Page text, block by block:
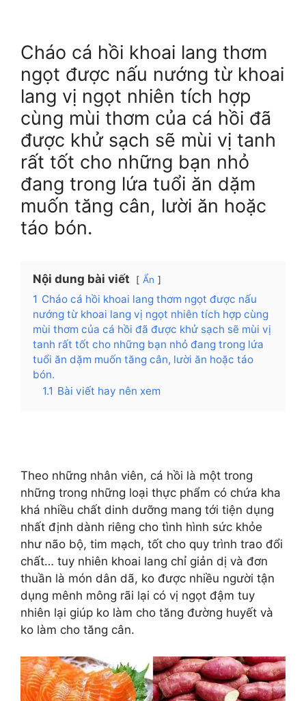
Cháo cá hồi khoai lang thơm
ngọt được nấu nướng từ khoai
lang vị ngọt nhiên tích hợp
cùng mùi thơm của cá hồi đã
được khử sạch sẽ mùi vị tanh
rất tốt cho những bạn nhỏ
đang trong lứa tuổi ăn dặm
muốn tăng cân, lười ăn hoặc
táo bón.
Nội dung bài viết Ẩn
1 Cháo cá hồi khoai lang thơm ngọt được nấu
nướng từ khoai lang vị ngọt nhiên tích hợp cùng
mùi thơm của cá hồi đã được khử sạch sẽ mùi vị
tanh rất tốt cho những bạn nhỏ đang trong lứa
tuổi ăn dặm muốn tăng cân, lười ăn hoặc táo
bón.
1.1 Bài viết hay nên xem
Theo những nhân viên, cá hồi là một trong
những trong những loại thực phẩm có chứa kha
khá nhiều chất dinh dưỡng mang tới tiện dụng
nhất định dành riêng cho tình hình sức khỏe
như não bộ, tim mạch, tốt cho quy trình trao đổi
chất… tuy nhiên khoai lang chỉ giản dị và đơn
thuần là món dân dã, ko được nhiều người tận
dụng mênh mông rãi lại có vị ngọt đậm tuy
nhiên lại giúp ko làm cho tăng đường huyết và
ko làm cho tăng cân.